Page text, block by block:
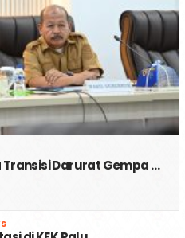
Transisi Darurat Gempa …